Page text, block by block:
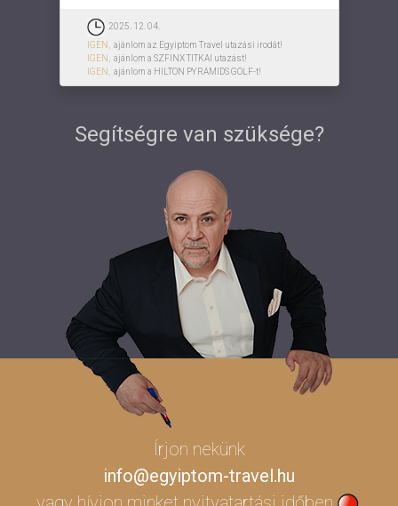
2025. 12. 04.
IGEN,
ajánlom az Egyiptom Travel utazási irodát!
IGEN,
ajánlom a SZFINX TITKAI utazást!
IGEN,
ajánlom a HILTON PYRAMIDS GOLF-t!
Segítségre van szüksége?
Írjon nekünk
info@egyiptom-travel.hu